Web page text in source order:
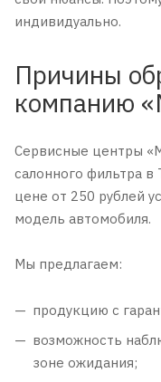
индивидуально.
Причины
компанию
Сервисные центры
салонного фильтра
цене от 250 рублей
модель автомобиля.
Мы предлагаем:
продукцию с
возможность
зоне ожидания;